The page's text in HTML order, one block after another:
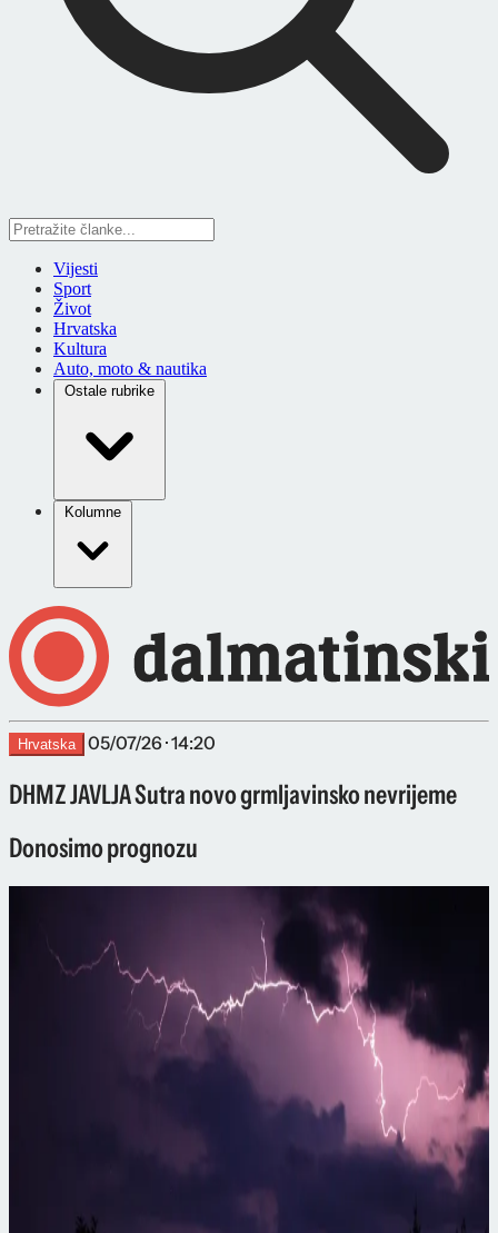
Vijesti
Sport
Život
Hrvatska
Kultura
Auto, moto & nautika
Ostale rubrike
Kolumne
Hrvatska 05/07/26 · 14:20
DHMZ JAVLJA Sutra novo grmljavinsko nevrijeme
Donosimo prognozu